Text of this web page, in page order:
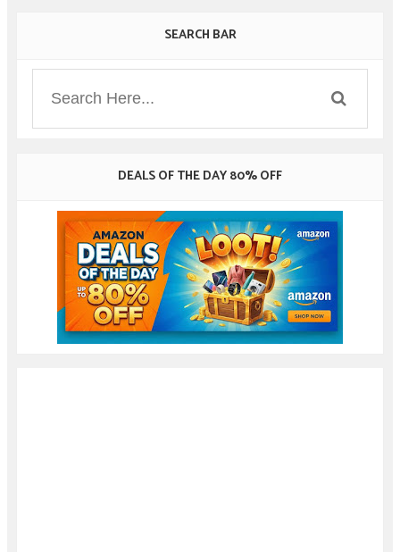
SEARCH BAR
DEALS OF THE DAY 80% OFF